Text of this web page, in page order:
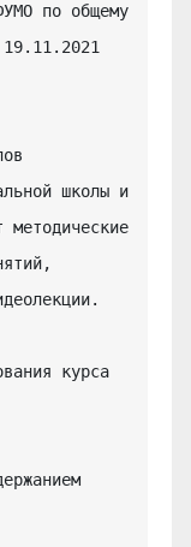
по общему
школы и
методические
курса